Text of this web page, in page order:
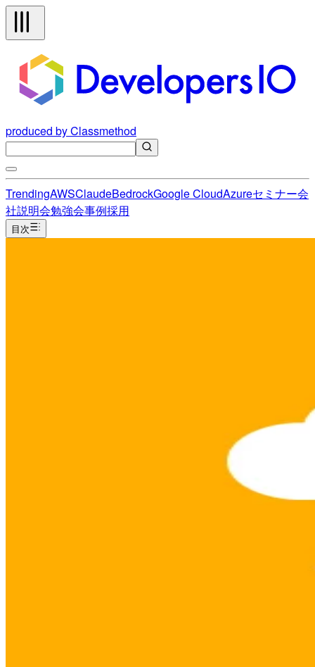
produced by Classmethod
TrendingAWSClaudeBedrockGoogle CloudAzureセミナー会
社説明会勉強会事例採用
目次